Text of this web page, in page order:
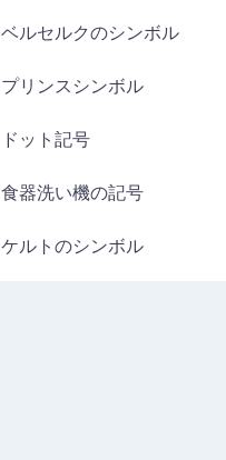
ベルセルクのシンボル
プリンスシンボル
ドット記号
食器洗い機の記号
ケルトのシンボル